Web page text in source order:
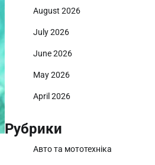
August 2026
July 2026
June 2026
May 2026
April 2026
Рубрики
Авто та мототехніка